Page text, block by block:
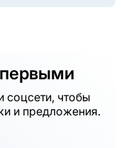
первыми
соцсети, чтобы
и предложения.